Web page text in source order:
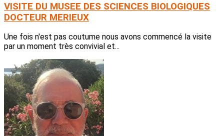
VISITE DU MUSEE DES SCIENCES BIOLOGIQUES
DOCTEUR MERIEUX
Une fois n'est pas coutume nous avons commencé la visite
par un moment très convivial et...